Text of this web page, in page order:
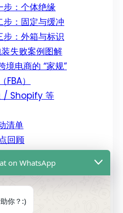
步：个体绝缘
步：固定与缓冲
步：外箱与标识
失败案例图解
境电商的 “家规”
FBA）
/ Shopify 等
清单
回顾
查清单
on WhatsApp
你？:)